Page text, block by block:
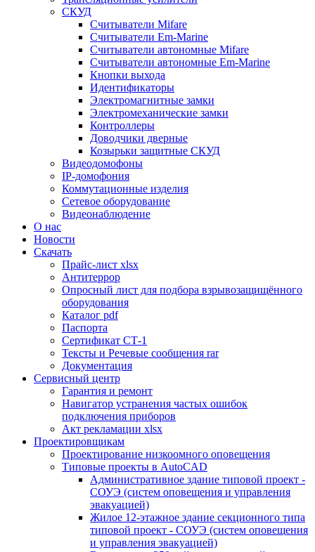
СКУД
Считыватели Mifare
Считыватели Еm-Marine
Считыватели автономные Mifare
Считыватели автономные Em-Marine
Кнопки выхода
Идентификаторы
Электромагнитные замки
Электромеханические замки
Контроллеры
Доводчики дверные
Козырьки защитные СКУД
Видеодомофоны
IP-домофония
Коммутационные изделия
Сетевое оборудование
Видеонаблюдение
О нас
Новости
Скачать
Прайс-лист xlsx
Антитеррор
Опросный лист для подбора взрывозащищённого
оборудования
Каталог pdf
Паспорта
Сертификат СТ-1
Тексты и Речевые сообщения rar
Документация
Сервисный центр
Гарантия и ремонт
Навигатор устранения частых ошибок
подключения приборов
Акт рекламации xlsx
Проектировщикам
Проектирование низкоомного оповещения
Типовые проекты в AutoCAD
Административное здание типовой проект -
СОУЭ (систем оповещения и управления
эвакуацией)
Жилое 12-этажное здание секционного типа
типовой проект - СОУЭ (систем оповещения
и управления эвакуацией)